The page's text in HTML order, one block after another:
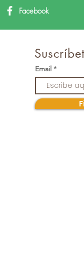
Facebook
Email